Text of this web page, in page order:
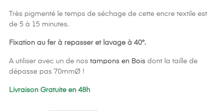
Très pigmenté le temps de séchage de cette encre textile est
de 5 à 15 minutes.
Fixation au fer à repasser et lavage à 40°.
A utiliser avec un de nos tampons en Bois dont la taille de
dépasse pas 70mmØ !
Livraison Gratuite en 48h